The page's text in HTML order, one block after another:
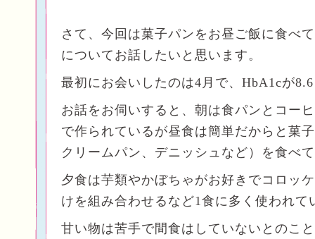
さて、今回は菓子パンをお昼ご飯に食べ
についてお話したいと思います。
最初にお会いしたのは4月で、HbA1cが
お話をお伺いすると、朝は食パンとコー
で作られているが昼食は簡単だからと菓
クリームパン、デニッシュなど）を食べ
夕食は芋類やかぼちゃがお好きでコロッ
けを組み合わせるなど1食に多く使われて
甘い物は苦手で間食はしていないとのこ